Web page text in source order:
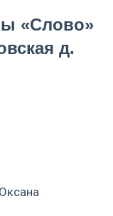
«Слово»
д.
Оксана